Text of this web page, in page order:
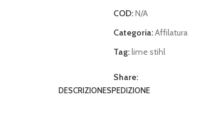
COD:N/A
Categoria:Affilatura
Tag:lime stihl
Share:
DESCRIZIONESPEDIZIONE